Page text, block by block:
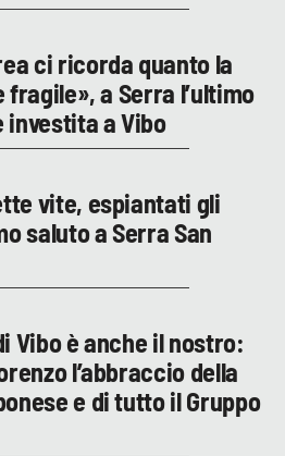
ci ricorda quanto la
a Serra l’ultimo
investita a Vibo
vite, espiantati gli
saluto a Serra San
Vibo è anche il nostro:
l’abbraccio della
e di tutto il Gruppo